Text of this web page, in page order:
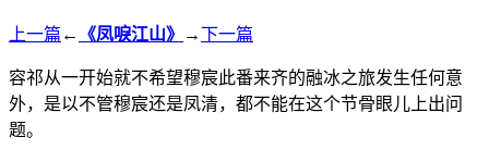
上一篇 ← 《凤唳江山》 →下一篇
容祁从一开始就不希望穆宸此番来齐的融冰之旅发生任何意
外，是以不管穆宸还是凤清，都不能在这个节骨眼儿上出问
题。